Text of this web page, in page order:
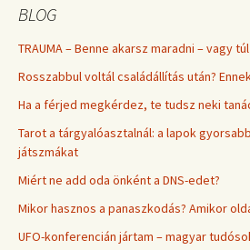
BLOG
TRAUMA – Benne akarsz maradni – vagy
Rosszabbul voltál családállítás után?
Ha a férjed megkérdez, te tudsz neki
Tarot a tárgyalóasztalnál: a lapok
játszmákat
Miért ne add oda önként a DNS-edet?
Mikor hasznos a panaszkodás? Amikor
UFO-konferencián jártam – magyar